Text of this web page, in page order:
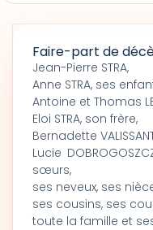
Faire-part de
Jean-Pierre STRA,
Anne STRA, ses
Antoine et Thomas
Eloi STRA, son frère,
Bernadette
Lucie
sœurs,
ses neveux, ses
ses cousins, ses
toute la famille et